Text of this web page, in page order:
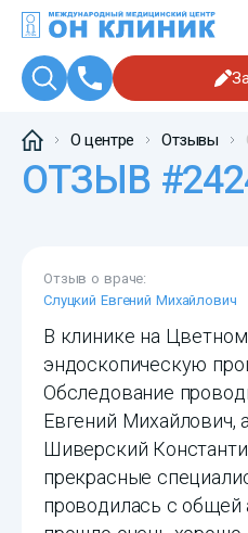
О центре Отзывы
ОТЗЫВ
Отзыв о враче:
Слуцкий Евгений Михайлович
В клинике на
эндоскопическую
Обследование
Евгений Михайлович,
Шиверский
прекрасные
проводилась с общей